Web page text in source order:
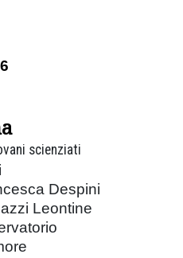
scienziati
Despini
Leontine